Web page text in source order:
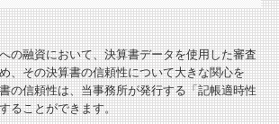
の融資において、決算書データを使用した審査
、その決算書の信頼性について大きな関心を
の信頼性は、当事務所が発行する「記帳適時性
ることができます。